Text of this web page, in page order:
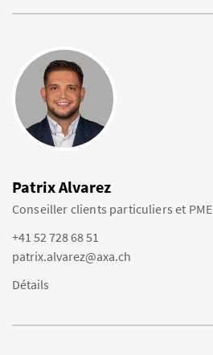
Patrix Alvarez
Conseiller clients particuliers et PME
+41 52 728 68 51
patrix.alvarez@axa.ch
Détails